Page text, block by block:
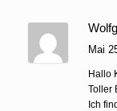
Mai
Hallo
Toller
Ich